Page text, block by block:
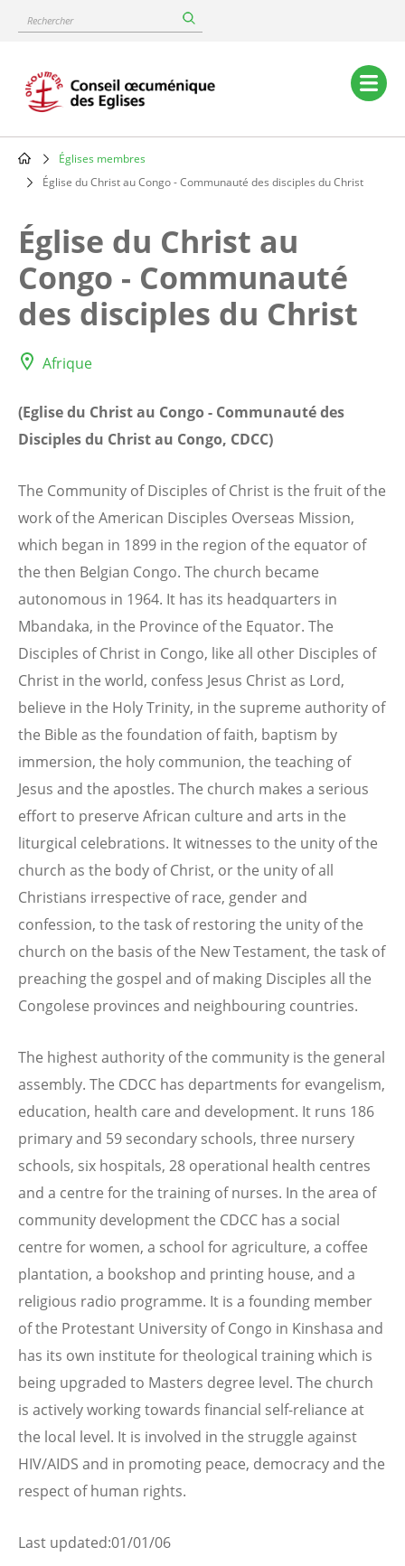
content
Rechercher
Main
navigation
Breadcrumb
Églises membres
Église du Christ au Congo - Communauté des disciples du Christ
Église du Christ au
Congo - Communauté
des disciples du Christ
Afrique
(Eglise du Christ au Congo - Communauté des
Disciples du Christ au Congo, CDCC)
The Community of Disciples of Christ is the fruit of the
work of the American Disciples Overseas Mission,
which began in 1899 in the region of the equator of
the then Belgian Congo. The church became
autonomous in 1964. It has its headquarters in
Mbandaka, in the Province of the Equator. The
Disciples of Christ in Congo, like all other Disciples of
Christ in the world, confess Jesus Christ as Lord,
believe in the Holy Trinity, in the supreme authority of
the Bible as the foundation of faith, baptism by
immersion, the holy communion, the teaching of
Jesus and the apostles. The church makes a serious
effort to preserve African culture and arts in the
liturgical celebrations. It witnesses to the unity of the
church as the body of Christ, or the unity of all
Christians irrespective of race, gender and
confession, to the task of restoring the unity of the
church on the basis of the New Testament, the task of
preaching the gospel and of making Disciples all the
Congolese provinces and neighbouring countries.
The highest authority of the community is the general
assembly. The CDCC has departments for evangelism,
education, health care and development. It runs 186
primary and 59 secondary schools, three nursery
schools, six hospitals, 28 operational health centres
and a centre for the training of nurses. In the area of
community development the CDCC has a social
centre for women, a school for agriculture, a coffee
plantation, a bookshop and printing house, and a
religious radio programme. It is a founding member
of the Protestant University of Congo in Kinshasa and
has its own institute for theological training which is
being upgraded to Masters degree level. The church
is actively working towards financial self-reliance at
the local level. It is involved in the struggle against
HIV/AIDS and in promoting peace, democracy and the
respect of human rights.
Last updated:01/01/06